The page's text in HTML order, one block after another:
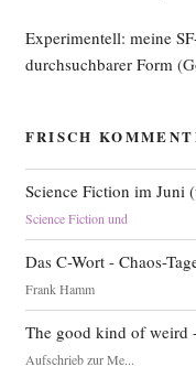
li­
tik
spiel
3D-
Druck“
Experimentell: meine
durchsuchbarer Form
FRISCH
Science Fiction im Juni
Science Fiction und
Das C-Wort - Chaos-
Frank Hamm
The good kind of weird
Aufschrieb zur Me...